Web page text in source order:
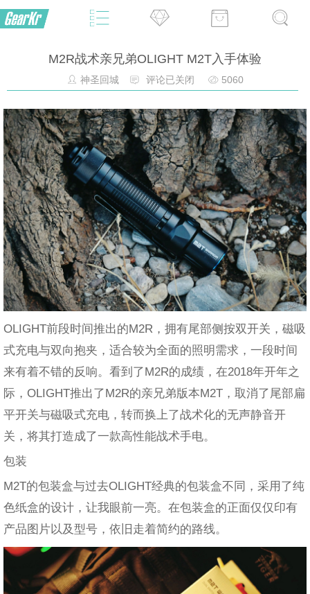
M2R战术亲兄弟OLIGHT M2T入手体验
神圣回城 评论已关闭 5060
OLIGHT前段时间推出的M2R，拥有尾部侧按双开关，磁吸
式充电与双向抱夹，适合较为全面的照明需求，一段时间
来有着不错的反响。看到了M2R的成绩，在2018年开年之
际，OLIGHT推出了M2R的亲兄弟版本M2T，取消了尾部扁
平开关与磁吸式充电，转而换上了战术化的无声静音开
关，将其打造成了一款高性能战术手电。
包装
M2T的包装盒与过去OLIGHT经典的包装盒不同，采用了纯
色纸盒的设计，让我眼前一亮。在包装盒的正面仅仅印有
产品图片以及型号，依旧走着简约的路线。